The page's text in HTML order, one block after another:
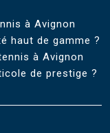
à Avignon
haut de gamme ?
à Avignon
de prestige ?